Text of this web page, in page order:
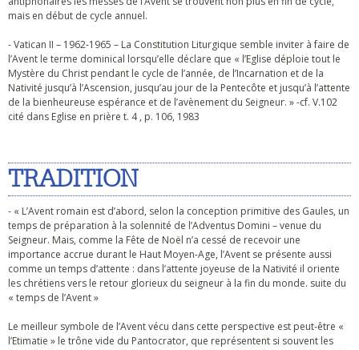
mais en début de cycle annuel.
- Vatican II – 1962-1965 – La Constitution Liturgique semble inviter à faire de
l’Avent le terme dominical lorsqu’elle déclare que « l’Eglise déploie tout le
Mystère du Christ pendant le cycle de l’année, de l’Incarnation et de la
Nativité jusqu’à l’Ascension, jusqu’au jour de la Pentecôte et jusqu’à l’attente
de la bienheureuse espérance et de l’avènement du Seigneur. » -cf. V.102
cité dans Eglise en prière t. 4 , p. 106, 1983
TRADITION
- « L’Avent romain est d’abord, selon la conception primitive des Gaules, un
temps de préparation à la solennité de l’Adventus Domini – venue du
Seigneur. Mais, comme la Fête de Noël n’a cessé de recevoir une
importance accrue durant le Haut Moyen-Age, l’Avent se présente aussi
comme un temps d’attente : dans l’attente joyeuse de la Nativité il oriente
les chrétiens vers le retour glorieux du seigneur à la fin du monde. suite du
« temps de l’Avent »
Le meilleur symbole de l’Avent vécu dans cette perspective est peut-être «
l’Etimatie » le trône vide du Pantocrator, que représentent si souvent les